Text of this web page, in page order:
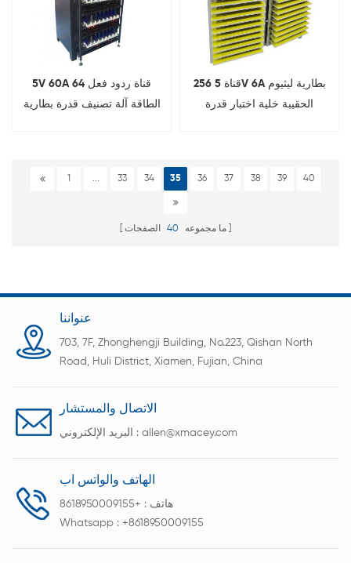
5V 60A 64 قناة ردود فعل
الطاقة آلة تصنيف قدرة بطارية
256 قناة 5V 6A بطارية ليثيوم
الحقيبة خلية اختبار قدرة
1 ... 33 34 35 36 37 38 39 40
ما مجموعه 40 الصفحات
عنواننا
703, 7F, Zhonghengji Building, No.223, Qishan North
Road, Huli District, Xiamen, Fujian, China
الاتصال والمستشار
البريد الإلكتروني : allen@xmacey.com
الهاتف والواتس اب
هاتف : +8618950009155
Whatsapp : +8618950009155